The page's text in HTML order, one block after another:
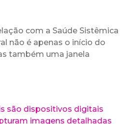
com a Saúde Sistêmica
não é apenas o início do
também uma janela